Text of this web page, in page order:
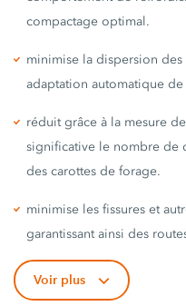
compactage optimal.
minimise la dispersion
adaptation automatique
réduit grâce à la mesure
significative le nombre de
des carottes de forage.
minimise les fissures et
garantissant ainsi des
Voir plus